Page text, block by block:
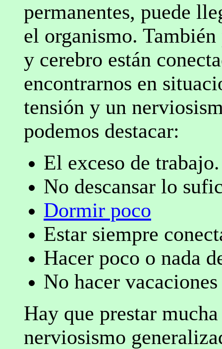
permanentes, puede
el organismo.
y cerebro están
encontrarnos en
tensión y un
podemos destacar:
El exceso de trabajo.
No descansar lo
Dormir poco
Estar siempre
Hacer poco o nada
No hacer
Hay que prestar
nerviosismo